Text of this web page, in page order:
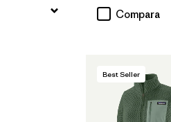
Compara
Best Seller